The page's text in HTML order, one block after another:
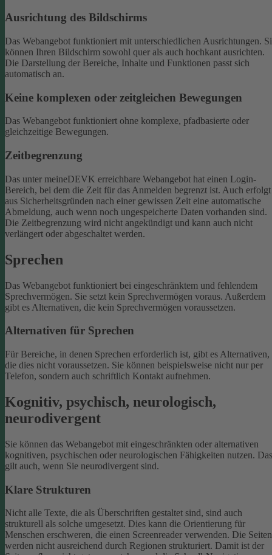
Ausrichtung des Bildschirms
Das Webangebot funktioniert mit unterschiedlichen Ausrichtungen.
können Ihren Bildschirm sowohl quer als auch hochkant ausrichten.
Die Darstellung der Bereiche, Inhalte und Funktionen passt sich
automatisch an.
Keine komplexen oder zeitgleichen Bewegungen
Das Webangebot funktioniert ohne komplexe, pfadbasierte oder
gleichzeitige Bewegungen.
Zeitbegrenzung
Das unter meineDEVK erreichbare Webangebot hat einen Login-
Bereich, bei dem die Zeit für das Anmelden begrenzt ist. Auch erfolgt
aus Sicherheitsgründen nach einer gewissen Zeit eine automatische
Abmeldung, auch wenn noch ungespeicherte Daten vorhanden sind.
Die Zeitbegrenzung wird nicht angekündigt und kann auch nicht
verlängert oder abgeschaltet werden.
Sprechen
Das Webangebot funktioniert bei eingeschränktem und fehlendem
Sprechvermögen. Sie setzt kein Sprechvermögen voraus. Außerdem
gibt es Alternativen, die kein Sprechvermögen voraussetzen.
Alternativen für Sprechen
Für Bereiche, in denen Sprechen erforderlich ist, gibt es Alternativen,
die dies nicht voraussetzen. Sie können beispielsweise nicht nur per
Telefon, sondern auch schriftlich Kontakt aufnehmen.
Kognitiv, psychisch, neurologisch,
neurodivergent
Sie können das Webangebot mit eingeschränkten oder alternativen
kognitiven, psychischen oder neurologischen Fähigkeiten nutzen. Das
gilt auch, wenn Sie neurodivergent sind.
Klare Strukturen
Nicht alle Texte, die als Überschriften gestaltet sind, sind auch
strukturell als solche umgesetzt. Dies kann die Orientierung für
Menschen erschweren, die einen Screenreader verwenden. Die Seiten
werden nicht ausreichend durch Regionen strukturiert. Damit ist der